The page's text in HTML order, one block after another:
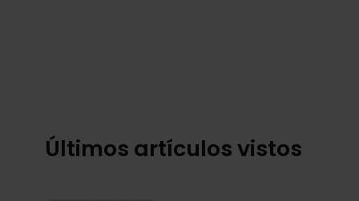
Últimos artículos vistos